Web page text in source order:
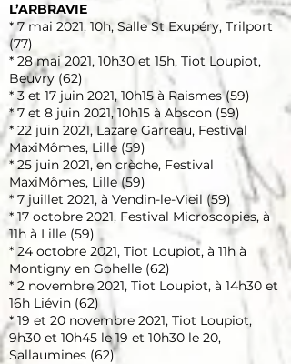
L’ARBRAVIE
* 7 mai 2021, 10h, Salle St Exupéry, Trilport
(77)
* 28 mai 2021, 10h30 et 15h, Tiot Loupiot,
Beuvry (62)
* 3 et 17 juin 2021, 10h15 à Raismes (59)
* 7 et 8 juin 2021, 10h15 à Abscon (59)
* 22 juin 2021, Lazare Garreau, Festival
MaxiMômes, Lille (59)
* 25 juin 2021, en crèche, Festival
MaxiMômes, Lille (59)
* 7 juillet 2021, à Vendin-le-Vieil (59)
* 17 octobre 2021, Festival Microscopies, à
11h à Lille (59)
* 24 octobre 2021, Tiot Loupiot, à 11h à
Montigny en Gohelle (62)
* 2 novembre 2021, Tiot Loupiot, à 14h30 et
16h Liévin (62)
* 19 et 20 novembre 2021, Tiot Loupiot,
9h30 et 10h45 le 19 et 10h30 le 20,
Sallaumines (62)